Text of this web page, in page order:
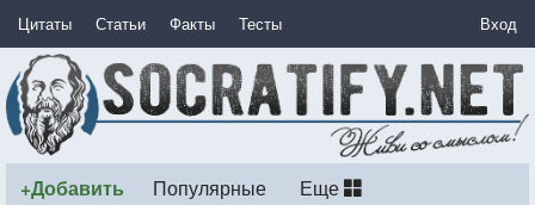
Цитаты Статьи Факты Тесты Вход
+Добавить Популярные Еще